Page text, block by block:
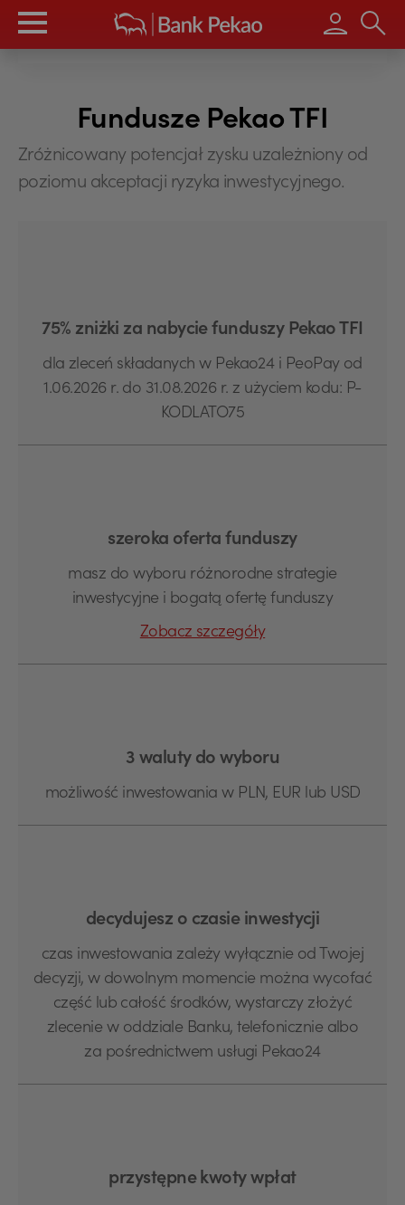
Wpisz
Fundusze Pekao TFI
Zróżnicowany potencjał zysku uzależniony od
poziomu akceptacji ryzyka inwestycyjnego.
75% zniżki za nabycie funduszy Pekao TFI
dla zleceń składanych w Pekao24 i PeoPay od
1.06.2026 r. do 31.08.2026 r. z użyciem kodu: P-
KODLATO75
szeroka oferta funduszy
masz do wyboru różnorodne strategie
inwestycyjne i bogatą ofertę funduszy
Zobacz szczegóły
3 waluty do wyboru
możliwość inwestowania w PLN, EUR lub USD
decydujesz o czasie inwestycji
czas inwestowania zależy wyłącznie od Twojej
decyzji, w dowolnym momencie można wycofać
część lub całość środków, wystarczy złożyć
zlecenie w oddziale Banku, telefonicznie albo
za pośrednictwem usługi Pekao24
przystępne kwoty wpłat